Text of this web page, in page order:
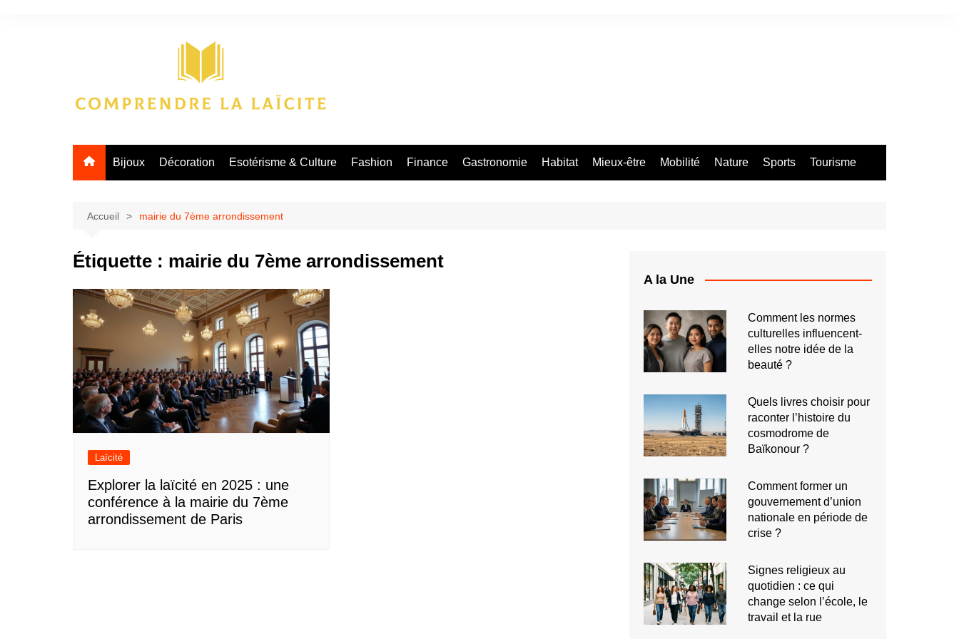
Bijoux Décoration Esotérisme & Culture Fashion Finance Gastronomie Habitat Mieux-être Mobilité Nature Sports Tourisme
Accueil mairie du 7ème arrondissement
Étiquette : mairie du 7ème arrondissement
Laïcité
Explorer la laïcité en 2025 : une
conférence à la mairie du 7ème
arrondissement de Paris
A la Une
Comment les normes
culturelles influencent-
elles notre idée de la
beauté ?
Quels livres choisir pour
raconter l’histoire du
cosmodrome de
Baïkonour ?
Comment former un
gouvernement d’union
nationale en période de
crise ?
Signes religieux au
quotidien : ce qui
change selon l’école, le
travail et la rue